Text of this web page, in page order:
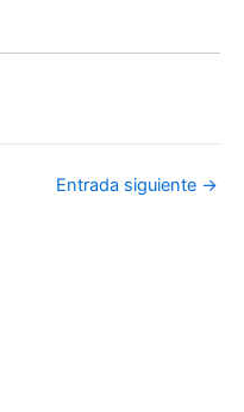
Entrada siguiente →